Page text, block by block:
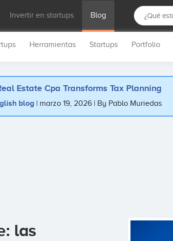
Invertir en startups Blog
Herramientas Startups Portfolio
Estate Cpa Transforms Tax Planning
blog marzo 19, 2026 By Pablo Muriedas
las